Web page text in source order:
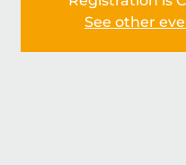
See other